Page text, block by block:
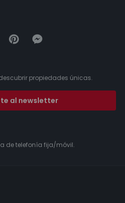
propiedades únicas.
al newsletter
de telefonía fija/móvil.